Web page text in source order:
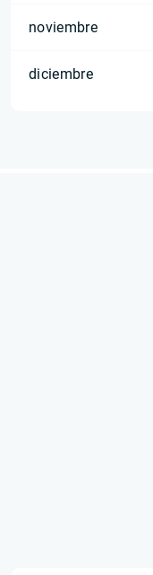
noviembre
diciembre